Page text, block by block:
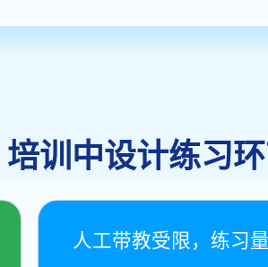
培训中设计练习
人工带教受限，练习